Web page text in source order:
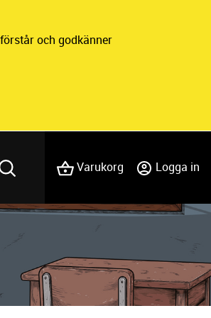
och godkänner
Varukorg Logga in